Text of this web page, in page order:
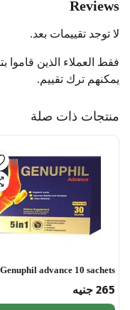
Reviews
لا توجد تقييمات بعد.
فقط العملاء الذين قاموا
يمكنهم ترك تقييم.
منتجات ذات صلة
Genuphil advance 10 sachets
265 جنيه